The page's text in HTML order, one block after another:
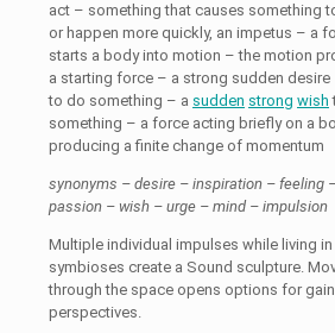
act – something that causes something
or happen more quickly, an impetus – a
starts a body into motion – the motion
a starting force – a strong sudden desire
to do something – a sudden strong wish
something – a force acting briefly on a
producing a finite change of momentum
synonyms – desire – inspiration – feeling
passion – wish – urge – mind – impulsion
Multiple individual impulses while living in
symbioses create a Sound sculpture.
through the space opens options for
perspectives.